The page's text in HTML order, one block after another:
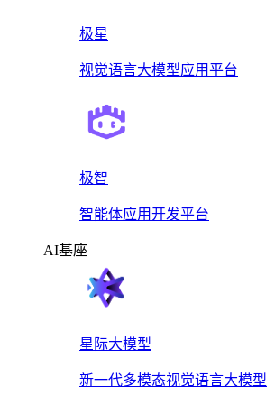
极星
视觉语言大模型应用平台
极智
智能体应用开发平台
AI基座
星际大模型
新一代多模态视觉语言大模型